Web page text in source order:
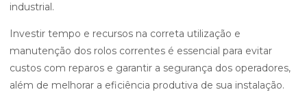
industrial.
Investir tempo e recursos na correta utilização e
manutenção dos rolos correntes é essencial para evitar
custos com reparos e garantir a segurança dos operadores,
além de melhorar a eficiência produtiva de sua instalação.